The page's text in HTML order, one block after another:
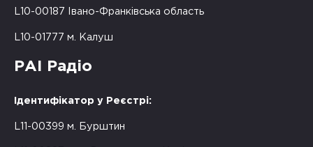
L10-00187 Івано-Франківська область
L10-01777 м. Калуш
РАІ Радіо
Ідентифікатор у Реєстрі:
L11-00399 м. Бурштин